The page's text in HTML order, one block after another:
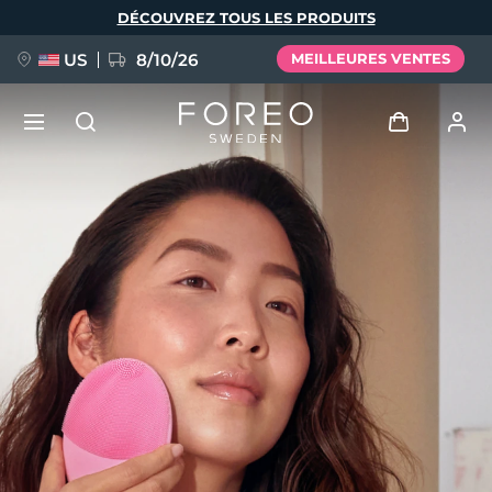
DÉCOUVREZ TOUS LES PRODUITS
US 8/10/26 MEILLEURES VENTES
Profil de l'utilisateur
Mes appareils
Mes commandes
Mes adresses
Mes abonnements
NOUVEAU
FAQ™ Pure Beauty-Tech Elixir
BREAKING NEWS
issa™ Teeth Whitening Set
Langue
English Deutsch
Español
Français
Italiano
Português
Polski
Svenska
Русский
Türkçe
简体中文 繁體中文